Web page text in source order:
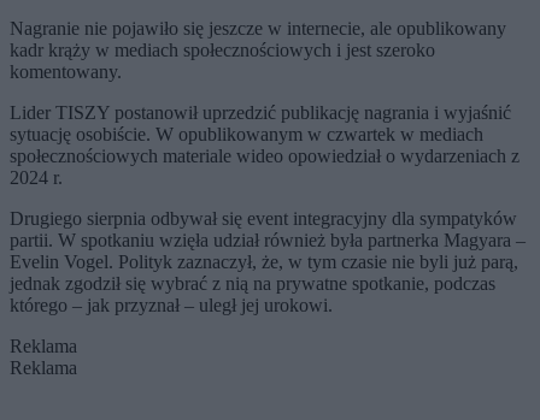
Nagranie nie pojawiło się jeszcze w internecie, ale opublikowany
kadr krąży w mediach społecznościowych i jest szeroko
komentowany.
Lider TISZY postanowił uprzedzić publikację nagrania i wyjaśnić
sytuację osobiście. W opublikowanym w czwartek w mediach
społecznościowych materiale wideo opowiedział o wydarzeniach z
2024 r.
Drugiego sierpnia odbywał się event integracyjny dla sympatyków
partii. W spotkaniu wzięła udział również była partnerka Magyara –
Evelin Vogel. Polityk zaznaczył, że, w tym czasie nie byli już parą,
jednak zgodził się wybrać z nią na prywatne spotkanie, podczas
którego – jak przyznał – uległ jej urokowi.
Reklama
Reklama